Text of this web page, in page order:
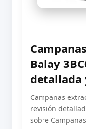
Balay
detallada
Campanas
revisión
sobre